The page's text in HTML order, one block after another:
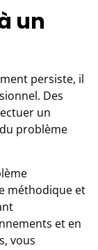
un
persiste, il
Des
un
problème
méthodique et
et en
vous